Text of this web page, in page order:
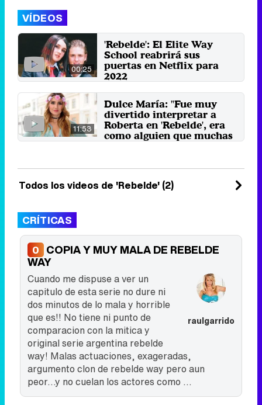
VÍDEOS
00:25
'Rebelde': El Elite Way
School reabrirá sus
puertas en Netflix para
2022
personajes.
1 de marzo 2021
11:53
Dulce María: "Fue muy
divertido interpretar a
Roberta en 'Rebelde', era
como alguien que muchas
quien se encuentra de gira con su
8 de julio 2017
Todos los videos de 'Rebelde' (2)
CRÍTICAS
0 COPIA Y MUY MALA DE REBELDE
WAY
raulgarrido
Cuando me dispuse a ver un
capitulo de esta serie no dure ni
dos minutos de lo mala y horrible
que es!! No tiene ni punto de
comparacion con la mitica y
original serie argentina rebelde
way! Malas actuaciones, exageradas,
argumento clon de rebelde way pero aun
peor...y no cuelan los actores como ...